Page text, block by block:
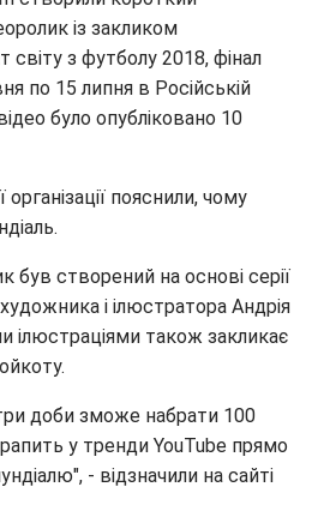
із закликом
світу з футболу 2018, фінал
по 15 липня в Російській
було опубліковано 10
пояснили, чому
був створений на основі серії
і ілюстратора Андрія
ілюстраціями також закликає
доби зможе набрати 100
у тренди YouTube прямо
- відзначили на сайті